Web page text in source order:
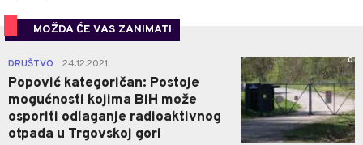
MOŽDA ĆE VAS ZANIMATI
DRUŠTVO 24.12.2021.
Popović kategoričan: Postoje
mogućnosti kojima BiH može
osporiti odlaganje radioaktivnog
otpada u Trgovskoj gori
0